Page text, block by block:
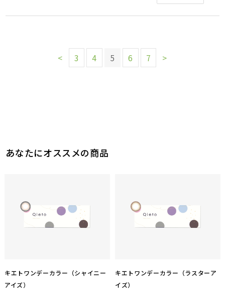
< 3 4 5 6 7 >
あなたにオススメの商品
キエトワンデーカラー（シャイニー
アイズ）
キエトワンデーカラー（ラスターア
イズ）